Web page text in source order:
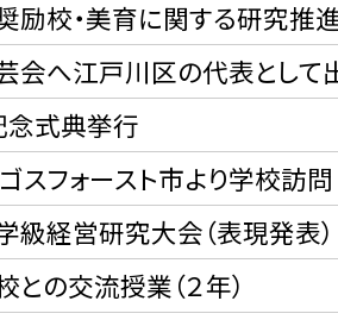
励校・美育に関する研究推
へ江戸川区の代表として出
念式典挙行
スフォースト市より学校訪問
経営研究大会（表現発表）
の交流授業（２年）